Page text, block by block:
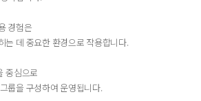
경험은
는 데 중요한 환경으로 작용합니다.
중심으로
룹을 구성하여 운영됩니다.